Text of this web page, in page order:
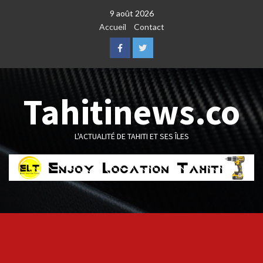
9 août 2026
Accueil
Contact
FacebookTwitter
Tahitinews.co
L'ACTUALITÉ DE TAHITI ET SES ÎLES